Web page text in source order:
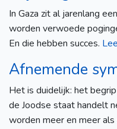
In Gaza zit al jarenlang
worden verwoede
En die hebben succes.
Afnemende
Het is duidelijk: het
de Joodse staat handelt
worden meer en meer